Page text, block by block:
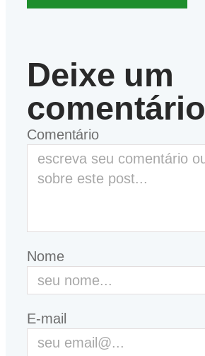
Deixe um
comentário
Comentário
Nome
E-mail